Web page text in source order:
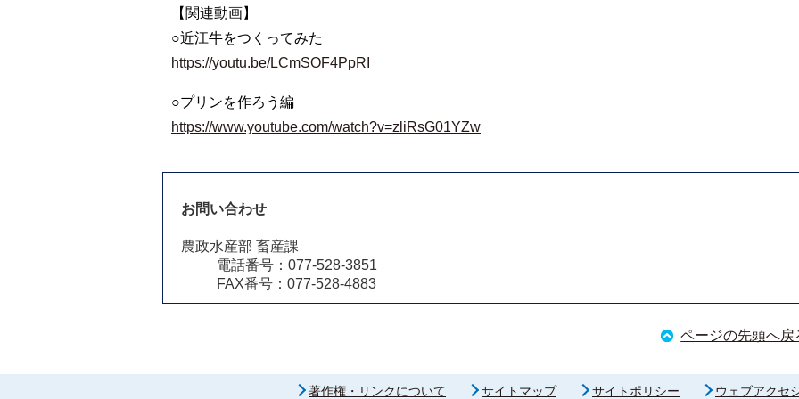
【関連動画】
○近江牛をつくってみた
https://youtu.be/LCmSOF4PpRI
○プリンを作ろう編
https://www.youtube.com/watch?v=zliRsG01YZw
お問い合わせ
農政水産部 畜産課
電話番号：077-528-3851
FAX番号：077-528-4883
ページの先頭へ戻
著作権・リンクについて サイトマップ サイトポリシー ウェブアクセ